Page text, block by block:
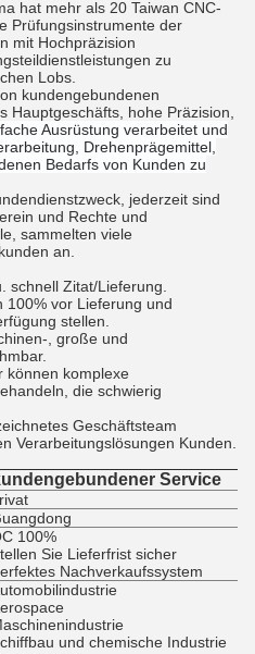
hat mehr als 20 Taiwan CNC-
Prüfungsinstrumente der
mit Hochpräzision
zu
Lobs.
kundengebundenen
Hauptgeschäfts, hohe Präzision,
Ausrüstung verarbeitet und
Drehenprägemittel,
Bedarfs von Kunden zu
jederzeit sind
und Rechte und
sammelten viele
an.
schnell Zitat/Lieferung.
100% vor Lieferung und
stellen.
, große und
können komplexe
die schwierig
Geschäftsteam
Verarbeitungslösungen Kunden.
Service
100%
Sie Lieferfrist sicher
Nachverkaufssystem
und chemische Industrie